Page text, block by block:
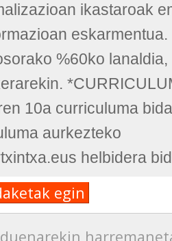
ikastaroak
%60ko
10a curriculuma
aurkezteko
helbidera
egin